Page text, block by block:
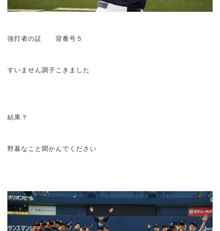
強打者の証 背番号５
すいません調子こきました
結果？
野暮なこと聞かんでください